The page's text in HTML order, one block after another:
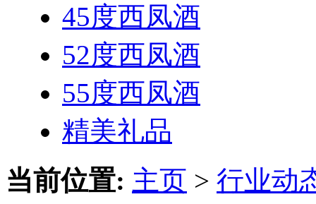
45度西凤酒
52度西凤酒
55度西凤酒
精美礼品
当前位置: 主页 > 行业动